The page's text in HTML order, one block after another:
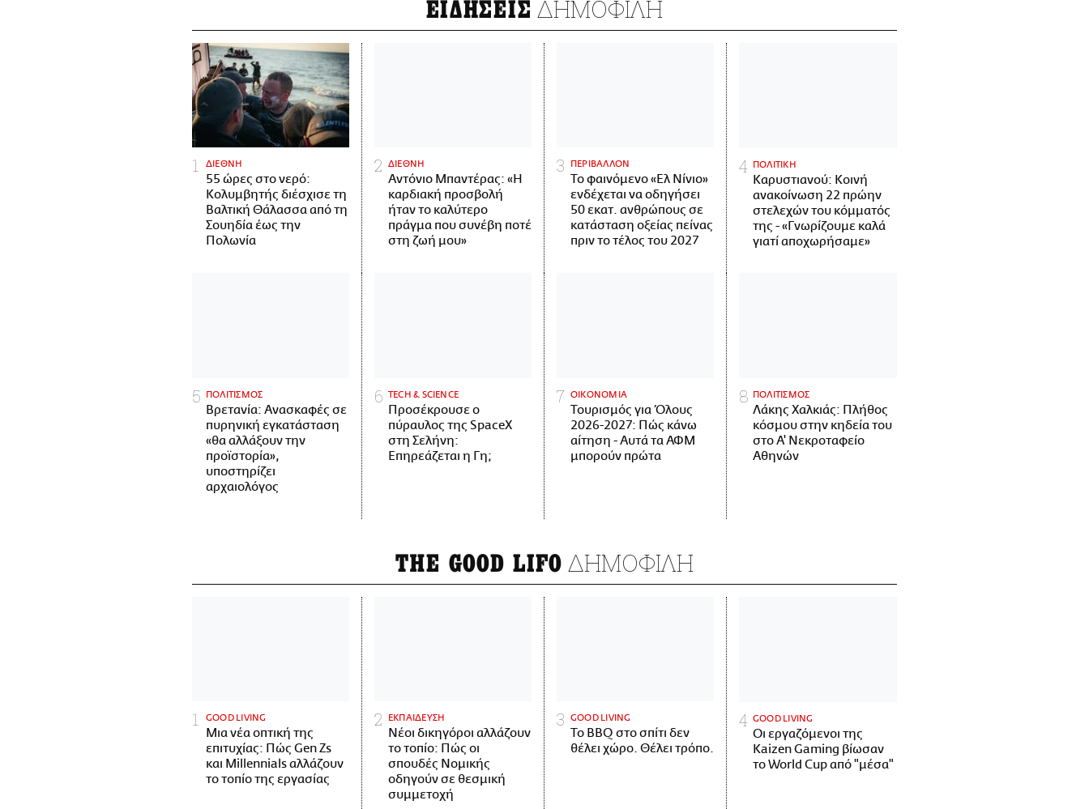
ΕΙΔΗΣΕΙΣ ΔΗΜΟΦΙΛΗ
ΔΙΕΘΝΗ
55 ώρες στο νερό:
Κολυμβητής διέσχισε τη
Βαλτική Θάλασσα από τη
Σουηδία έως την
Πολωνία
ΔΙΕΘΝΗ
Αντόνιο Μπαντέρας: «Η
καρδιακή προσβολή
ήταν το καλύτερο
πράγμα που συνέβη ποτέ
στη ζωή μου»
ΠΕΡΙΒΑΛΛΟΝ
Το φαινόμενο «Ελ Νίνιο»
ενδέχεται να οδηγήσει
50 εκατ. ανθρώπους σε
κατάσταση οξείας πείνας
πριν το τέλος του 2027
ΠΟΛΙΤΙΚΗ
Καρυστιανού: Κοινή
ανακοίνωση 22 πρώην
στελεχών του κόμματός
της - «Γνωρίζουμε καλά
γιατί αποχωρήσαμε»
ΠΟΛΙΤΙΣΜΟΣ
Βρετανία: Ανασκαφές σε
πυρηνική εγκατάσταση
«θα αλλάξουν την
προϊστορία»,
υποστηρίζει
αρχαιολόγος
ΤECH & SCIENCE
Προσέκρουσε ο
πύραυλος της SpaceX
στη Σελήνη:
Επηρεάζεται η Γη;
ΟΙΚΟΝΟΜΙΑ
Τουρισμός για Όλους
2026-2027: Πώς κάνω
αίτηση - Αυτά τα ΑΦΜ
μπορούν πρώτα
ΠΟΛΙΤΙΣΜΟΣ
Λάκης Χαλκιάς: Πλήθος
κόσμου στην κηδεία του
στο Α' Νεκροταφείο
Αθηνών
THE GOOD LIFO ΔΗΜΟΦΙΛΗ
GOOD LIVING
Μια νέα οπτική της
επιτυχίας: Πώς Gen Zs
και Millennials αλλάζουν
το τοπίο της εργασίας
ΕΚΠΑΙΔΕΥΣΗ
Νέοι δικηγόροι αλλάζουν
το τοπίο: Πώς οι
σπουδές Νομικής
οδηγούν σε θεσμική
συμμετοχή
GOOD LIVING
Το BBQ στο σπίτι δεν
θέλει χώρο. Θέλει τρόπο.
GOOD LIVING
Οι εργαζόμενοι της
Kaizen Gaming βίωσαν
το World Cup από "μέσα"